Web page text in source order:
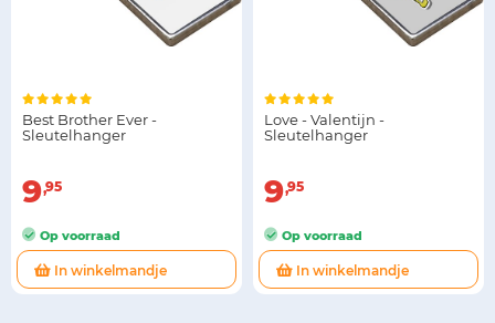
Best Brother Ever -
Sleutelhanger
9 95
Op voorraad
In winkelmandje
Love - Valentijn -
Sleutelhanger
9 95
Op voorraad
In winkelmandje